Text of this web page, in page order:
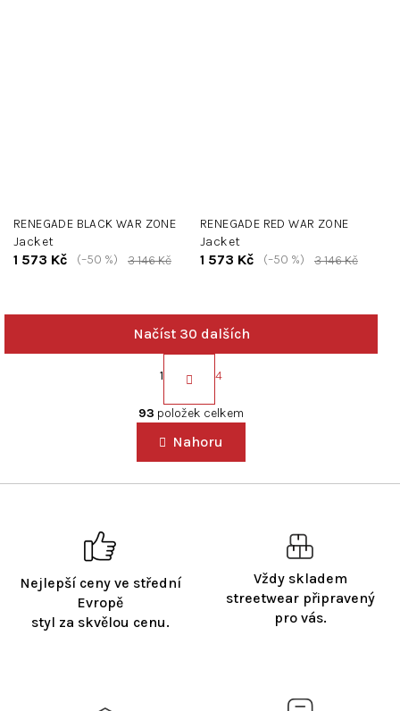
RENEGADE BLACK WAR ZONE
Jacket
1 573 Kč 3 146 Kč
(–50 %)
RENEGADE RED WAR ZONE
Jacket
1 573 Kč 3 146 Kč
(–50 %)
v
á
d
a
Načíst 30 dalších
S
t
á
n
k
o
á
1 4
93 položek celkem
Nahoru
Nejlepší ceny ve střední
Evropě
styl za skvělou cenu.
Vždy skladem
streetwear připravený
pro vás.